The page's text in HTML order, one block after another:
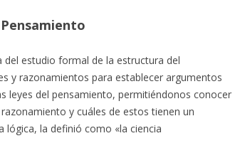
estudio formal de la estructura del
y razonamientos para establecer argumentos
leyes del pensamiento, permitiéndonos conocer
y cuáles de estos tienen un
la definió como «la ciencia